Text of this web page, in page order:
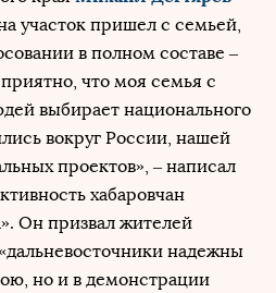
участок пришел с семьей,
в полном составе –
что моя семья с
выбирает национального
вокруг России, нашей
проектов», – написал
хабаровчан
Он призвал жителей
надежны
но и в демонстрации